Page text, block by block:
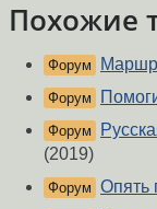
Похожие
Форум
Форум
Форум
(2019)
Форум Опять